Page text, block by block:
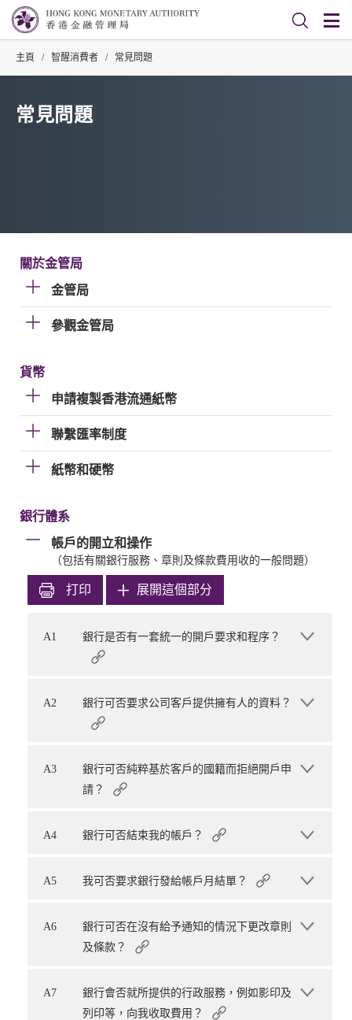
主頁 / 智醒消費者 / 常見問題
常見問題
關於金管局
金管局
參觀金管局
貨幣
申請複製香港流通紙幣
聯繫匯率制度
紙幣和硬幣
銀行體系
帳戶的開立和操作
（包括有關銀行服務、章則及條款費用收的一般問題）
打印 展開這個部分
A1 銀行是否有一套統一的開戶要求和程序？
A2 銀行可否要求公司客戶提供擁有人的資料？
A3
銀行可否純粹基於客戶的國籍而拒絕開戶申
請？
A4 銀行可否結束我的帳戶？
A5 我可否要求銀行發給帳戶月結單？
A6
銀行可否在沒有給予通知的情況下更改章則
及條款？
A7
銀行會否就所提供的行政服務，例如影印及
列印等，向我收取費用？